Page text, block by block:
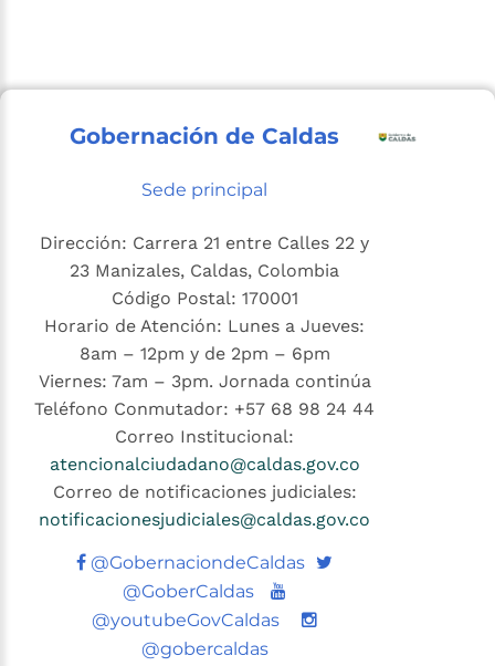
Gobernación de Caldas
Sede principal
Dirección: Carrera 21 entre Calles 22 y
23 Manizales, Caldas, Colombia
Código Postal: 170001
Horario de Atención: Lunes a Jueves:
8am – 12pm y de 2pm – 6pm
Viernes: 7am – 3pm. Jornada continúa
Teléfono Conmutador: +57 68 98 24 44
Correo Institucional:
atencionalciudadano@caldas.gov.co
Correo de notificaciones judiciales:
notificacionesjudiciales@caldas.gov.co
@GobernaciondeCaldas Twitter
@GoberCaldas
Youtube
@youtubeGovCaldas
@gobercaldas